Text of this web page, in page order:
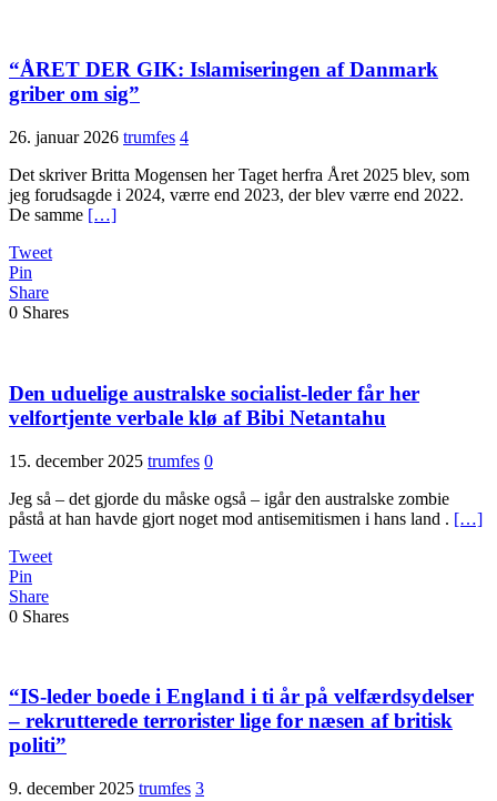
“ÅRET DER GIK: Islamiseringen af Danmark
griber om sig”
26. januar 2026 trumfes 4
Det skriver Britta Mogensen her Taget herfra Året 2025 blev, som
jeg forudsagde i 2024, værre end 2023, der blev værre end 2022.
De samme […]
Tweet
Pin
Share
0 Shares
Den uduelige australske socialist-leder får her
velfortjente verbale klø af Bibi Netantahu
15. december 2025 trumfes 0
Jeg så – det gjorde du måske også – igår den australske zombie
påstå at han havde gjort noget mod antisemitismen i hans land . […]
Tweet
Pin
Share
0 Shares
“IS-leder boede i England i ti år på velfærds­ydelser
– rekrutterede terrorister lige for næsen af britisk
politi”
9. december 2025 trumfes 3